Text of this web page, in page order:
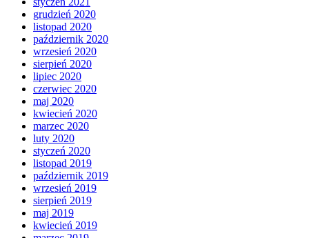
grudzień 2020
listopad 2020
październik 2020
wrzesień 2020
sierpień 2020
lipiec 2020
czerwiec 2020
maj 2020
kwiecień 2020
marzec 2020
luty 2020
styczeń 2020
listopad 2019
październik 2019
wrzesień 2019
sierpień 2019
maj 2019
kwiecień 2019